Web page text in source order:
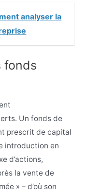
analyser la
fonds
Un fonds de
prescrit de capital
introduction en
d’actions,
la vente de
» – d’où son